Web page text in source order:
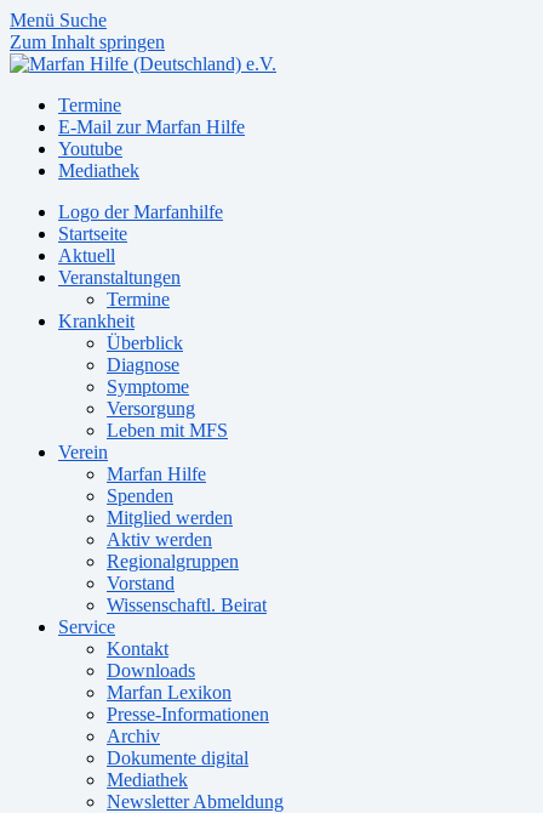
Menü Suche
Zum Inhalt springen
Termine
E-Mail zur Marfan Hilfe
Youtube
Mediathek
Logo der Marfanhilfe
Startseite
Aktuell
Veranstaltungen
Termine
Krankheit
Überblick
Diagnose
Symptome
Versorgung
Leben mit MFS
Verein
Marfan Hilfe
Spenden
Mitglied werden
Aktiv werden
Regionalgruppen
Vorstand
Wissenschaftl. Beirat
Service
Kontakt
Downloads
Marfan Lexikon
Presse-Informationen
Archiv
Dokumente digital
Mediathek
Newsletter Abmeldung